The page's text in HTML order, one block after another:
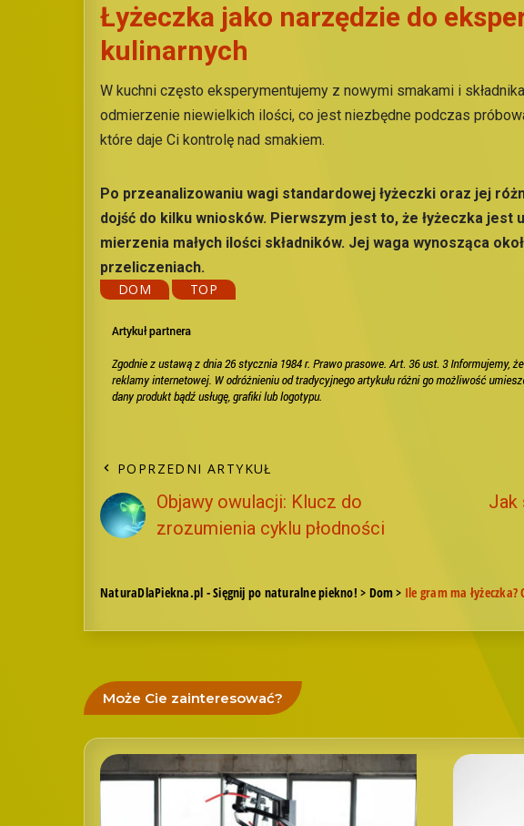
Łyżeczka jako narzędzie do
kulinarnych
W kuchni często eksperymentujemy z nowymi smakami i
odmierzenie niewielkich ilości, co jest niezbędne podczas
które daje Ci kontrolę nad smakiem.
Po przeanalizowaniu wagi standardowej łyżeczki oraz jej
dojść do kilku wniosków. Pierwszym jest to, że łyżeczka jest
mierzenia małych ilości składników. Jej waga wynosząca
przeliczeniach.
DOM
TOP
POPRZEDNI ARTYKUŁ
Objawy owulacji: Klucz do
zrozumienia cyklu płodności
Jak
NaturaDlaPiekna.pl - Sięgnij po naturalne piekno! > Dom> Ile gram ma
Może Cie zainteresować?